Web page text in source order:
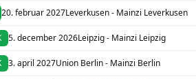
20. februar 2027Leverkusen - Mainzi Leverkusen
5. december 2026Leipzig - Mainzi Leipzig
3. april 2027Union Berlin - Mainzi Berlin